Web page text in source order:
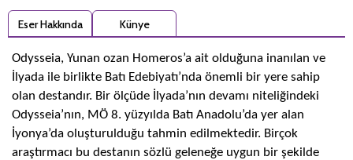
Eser Hakkında Künye
Odysseia, Yunan ozan Homeros’a ait olduğuna inanılan ve
İlyada ile birlikte Batı Edebiyatı’nda önemli bir yere sahip
olan destandır. Bir ölçüde İlyada’nın devamı niteliğindeki
Odysseia’nın, MÖ 8. yüzyılda Batı Anadolu’da yer alan
İyonya’da oluşturulduğu tahmin edilmektedir. Birçok
araştırmacı bu destanın sözlü geleneğe uygun bir şekilde